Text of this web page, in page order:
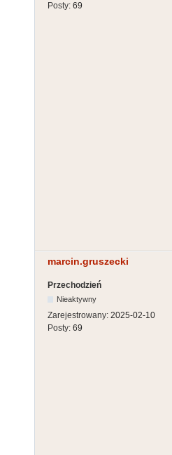
Posty: 69
marcin.gruszecki
Przechodzień
Nieaktywny
Zarejestrowany: 2025-02-10
Posty: 69